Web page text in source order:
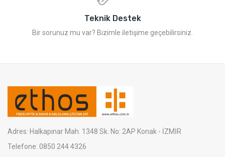
Teknik Destek
Bir sorunuz mu var? Bizimle iletişime geçebilirsiniz.
Adres: Halkapınar Mah. 1348 Sk. No: 2AP Konak - İZMİR
Telefone: 0850 244 4326